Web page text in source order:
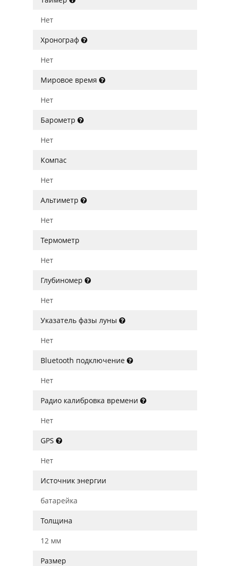
Нет
Хронограф
Нет
Мировое время
Нет
Барометр
Нет
Компас
Нет
Альтиметр
Нет
Термометр
Нет
Глубиномер
Нет
Указатель фазы луны
Нет
Bluetooth подключение
Нет
Радио калибровка времени
Нет
GPS
Нет
Источник энергии
батарейка
Толщина
12 мм
Размер